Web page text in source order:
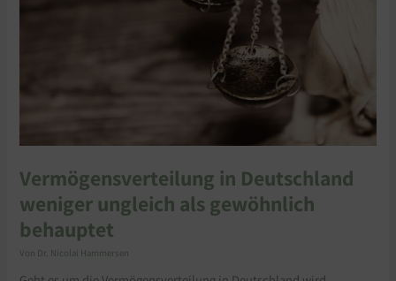
Vermögensverteilung in Deutschland
weniger ungleich als gewöhnlich
behauptet
Von Dr. Nicolai Hammersen